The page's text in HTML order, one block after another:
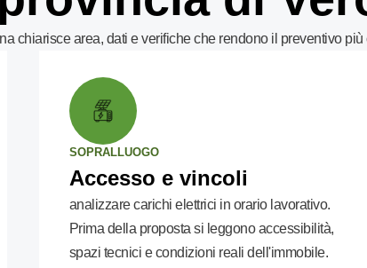
chiarisce area, dati e verifiche che rendono il preventivo più
SOPRALLUOGO
Accesso e vincoli
analizzare carichi elettrici in orario lavorativo.
Prima della proposta si leggono accessibilità,
spazi tecnici e condizioni reali dell'immobile.